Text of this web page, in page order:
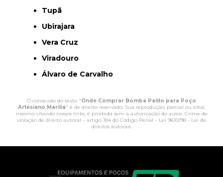
Tupã
Ubirajara
Vera Cruz
Viradouro
Álvaro de Carvalho
O conteúdo do texto "Onde Comprar Bomba Palito para Poço
Artesiano Marilia" é de direito reservado. Sua reprodução, parcial ou total,
mesmo citando nossos links, é proibida sem a autorização do autor. Crime de
violação de direito autoral – artigo 184 do Código Penal – Lei 9610/98 - Lei de
direitos autorais.